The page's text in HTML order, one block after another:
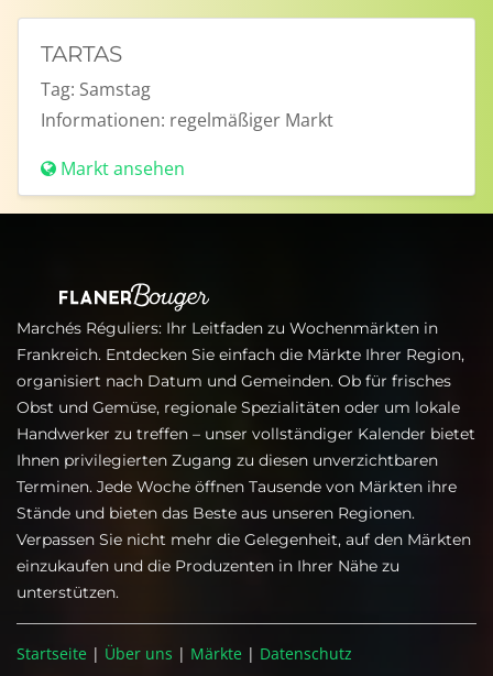
TARTAS
Tag: Samstag
Informationen: regelmäßiger Markt
Markt ansehen
Marchés Réguliers: Ihr Leitfaden zu Wochenmärkten in
Frankreich. Entdecken Sie einfach die Märkte Ihrer Region,
organisiert nach Datum und Gemeinden. Ob für frisches
Obst und Gemüse, regionale Spezialitäten oder um lokale
Handwerker zu treffen – unser vollständiger Kalender bietet
Ihnen privilegierten Zugang zu diesen unverzichtbaren
Terminen. Jede Woche öffnen Tausende von Märkten ihre
Stände und bieten das Beste aus unseren Regionen.
Verpassen Sie nicht mehr die Gelegenheit, auf den Märkten
einzukaufen und die Produzenten in Ihrer Nähe zu
unterstützen.
Startseite | Über uns | Märkte | Datenschutz